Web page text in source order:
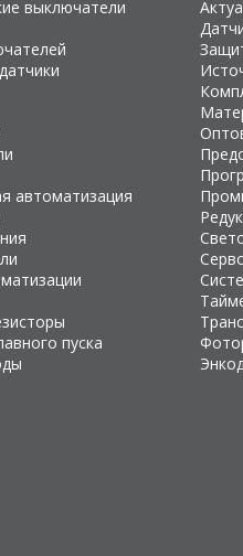
выключатели
автоматизация
пуска